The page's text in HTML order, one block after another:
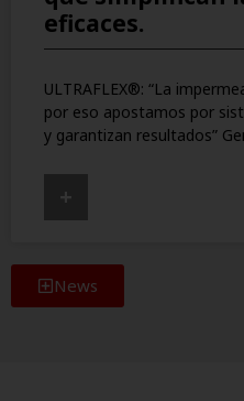
eficaces.
ULTRAFLEX®: “La
por eso apostamos por
y garantizan resultados”
+
News